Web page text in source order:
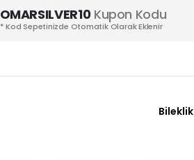
OMARSILVER10Kupon Kodu
* Kod Sepetinizde Otomatik Olarak Eklenir
Bileklik